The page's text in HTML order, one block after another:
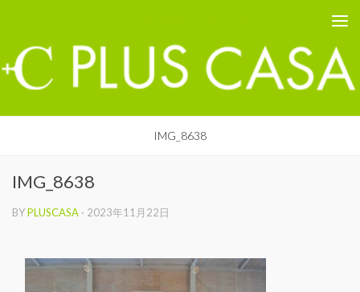
IMG_8638
IMG_8638
BYPLUSCASA · 2023年11月22日